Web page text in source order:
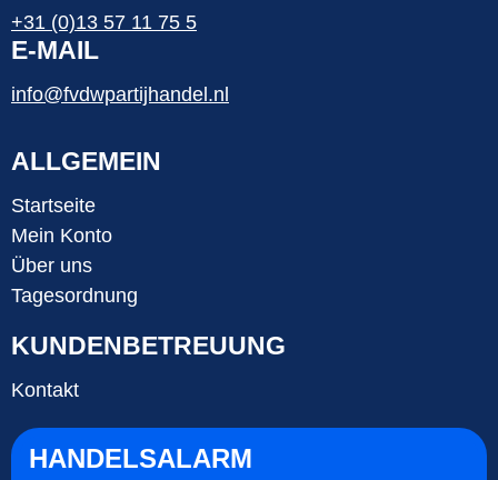
+31 (0)13 57 11 75 5
E-MAIL
info@fvdwpartijhandel.nl
ALLGEMEIN
Startseite
Mein Konto
Über uns
Tagesordnung
KUNDENBETREUUNG
Kontakt
HANDELSALARM